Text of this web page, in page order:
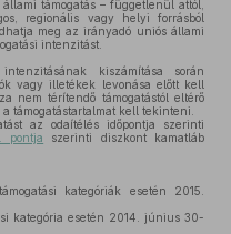
támogatás – függetlenül attól,
regionális vagy helyi forrásból
meg az irányadó uniós állami
intenzitást.
kiszámítása során
vagy illetékek levonása előtt kell
nem térítendő támogatástól eltérő
támogatástartalmat kell tekinteni.
az odaítélés időpontja szerinti
pontja szerinti diszkont kamatláb
kategóriák esetén 2015.
kategória esetén 2014. június 30-